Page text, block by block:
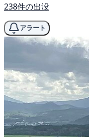
238件の出没
アラート